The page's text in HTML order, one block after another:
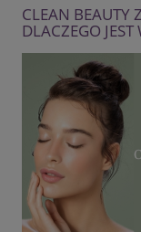
CLEAN BEAUTY
DLACZEGO JEST